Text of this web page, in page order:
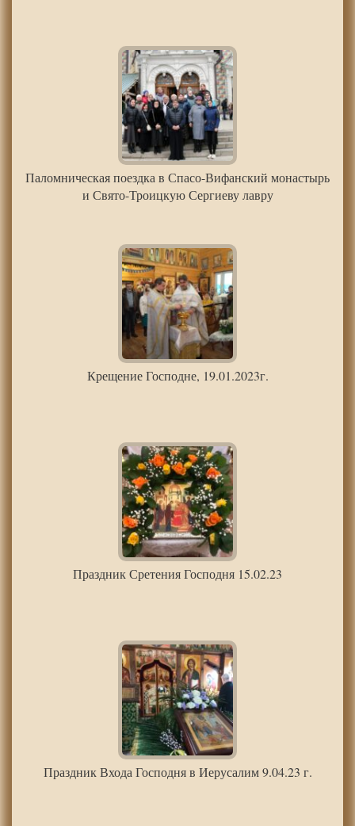
Паломническая поездка в Спасо-Вифанский монастырь
и Свято-Троицкую Сергиеву лавру
Крещение Господне, 19.01.2023г.
Праздник Сретения Господня 15.02.23
Праздник Входа Господня в Иерусалим 9.04.23 г.